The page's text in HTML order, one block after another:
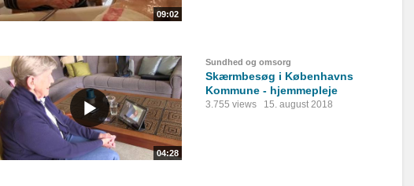
09:02
04:28
Sundhed og omsorg
Skærmbesøg i Københavns
Kommune - hjemmepleje
3.755 views 15. august 2018